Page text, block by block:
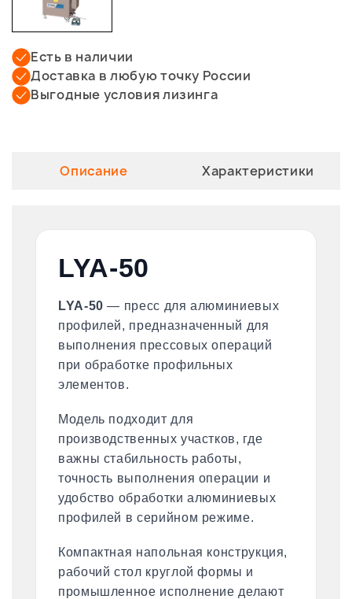
Есть в наличии
Доставка в любую точку России
Выгодные условия лизинга
Описание Характеристики
LYA-50
LYA-50 — пресс для алюминиевых
профилей, предназначенный для
выполнения прессовых операций
при обработке профильных
элементов.
Модель подходит для
производственных участков, где
важны стабильность работы,
точность выполнения операции и
удобство обработки алюминиевых
профилей в серийном режиме.
Компактная напольная конструкция,
рабочий стол круглой формы и
промышленное исполнение делают